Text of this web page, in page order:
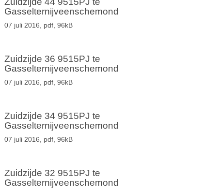
Gasselternijveenschemond
07 juli 2016, pdf, 96kB
Zuidzijde 36 9515PJ te
Gasselternijveenschemond
07 juli 2016, pdf, 96kB
Zuidzijde 34 9515PJ te
Gasselternijveenschemond
07 juli 2016, pdf, 96kB
Zuidzijde 32 9515PJ te
Gasselternijveenschemond